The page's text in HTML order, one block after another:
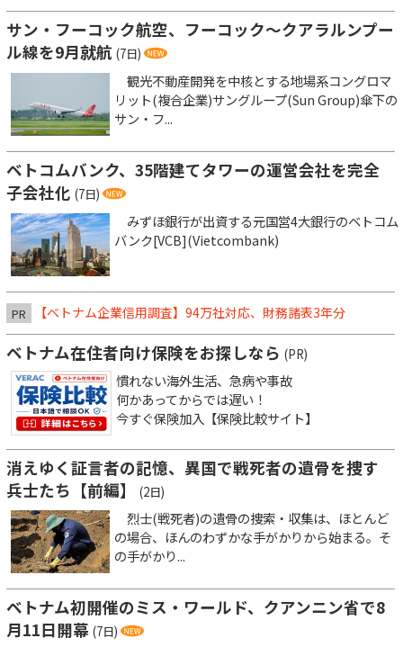
サン・フーコック航空、フーコック～クアラルンプー
ル線を9月就航 (7日)
観光不動産開発を中核とする地場系コングロマ
リット(複合企業)サングループ(Sun Group)傘下の
サン・フ...
ベトコムバンク、35階建てタワーの運営会社を完全
子会社化 (7日)
みずほ銀行が出資する元国営4大銀行のベトコム
バンク[VCB](Vietcombank)
PR 【ベトナム企業信用調査】94万社対応、財務諸表3年分
ベトナム在住者向け保険をお探しなら (PR)
慣れない海外生活、急病や事故
何かあってからでは遅い！
今すぐ保険加入【保険比較サイト】
消えゆく証言者の記憶、異国で戦死者の遺骨を捜す
兵士たち【前編】
(2日)
烈士(戦死者)の遺骨の捜索・収集は、ほとんど
の場合、ほんのわずかな手がかりから始まる。そ
の手がかり...
ベトナム初開催のミス・ワールド、クアンニン省で8
月11日開幕 (7日)